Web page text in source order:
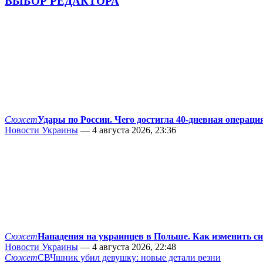
СюжетУдары по России. Чего достигла 40-дневная
Новости Украины — 4 августа 2026, 23:36
СюжетНападения на украинцев в Польше. Как изменить
Новости Украины — 4 августа 2026, 22:48
СюжетСВЧшник убил девушку: новые детали резни